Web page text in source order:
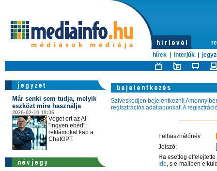
hírek
interjúk
Már senki sem tudja, melyik
eszközt mire használja
2026-02-10 18:35
Véget ért az AI-
"ingyen ebéd":
reklámokat kap a
ChatGPT.
Szíveskedjen bejelentkezni!
regisztrációs adatlapunkat! A
Felhasználónév:
Jelszó:
Ha esetleg
ide, s e-mailben